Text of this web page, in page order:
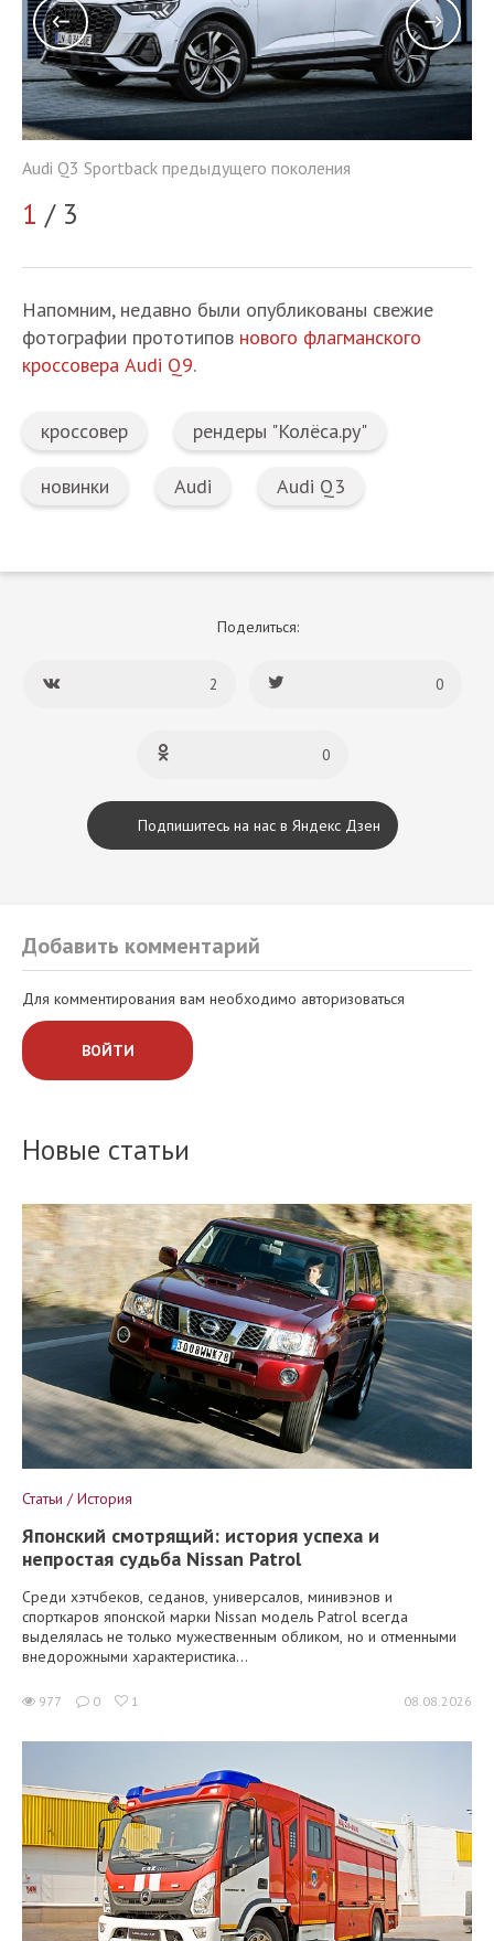
Audi Q3 Sportback предыдущего поколения
1 / 3
Напомним, недавно были опубликованы свежие
фотографии прототипов нового флагманского
кроссовера Audi Q9.
кроссовер рендеры "Колёса.ру"
новинки Audi Audi Q3
Поделиться:
2 0
0
Подпишитесь на нас в Яндекс Дзен
Добавить комментарий
Для комментирования вам необходимо авторизоваться
ВОЙТИ
Новые статьи
Статьи / История
Японский смотрящий: история успеха и
непростая судьба Nissan Patrol
Среди хэтчбеков, седанов, универсалов, минивэнов и
спорткаров японской марки Nissan модель Patrol всегда
выделялась не только мужественным обликом, но и отменными
внедорожными характеристика...
977 0 1 08.08.2026